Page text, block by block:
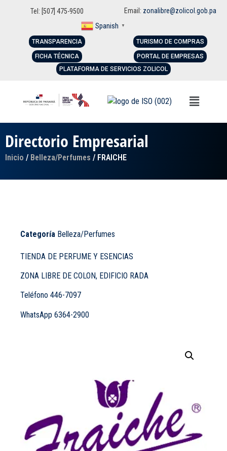
Tel: [507] 475-9500 Email: zonalibre@zolicol.gob.pa
Spanish ▼
TRANSPARENCIA
FICHA TÉCNICA
TURISMO DE COMPRAS
PORTAL DE EMPRESAS
PLATAFORMA DE SERVICIOS ZOLICOL
Directorio Empresarial
Inicio / Belleza/Perfumes / FRAICHE
Categoría Belleza/Perfumes
TIENDA DE PERFUME Y ESENCIAS
ZONA LIBRE DE COLON, EDIFICIO RADA
Teléfono 446-7097
WhatsApp 6364-2900